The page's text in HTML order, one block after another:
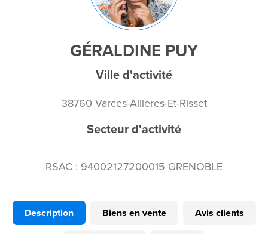
GÉRALDINE PUY
Ville d'activité
38760 Varces-Allieres-Et-Risset
Secteur d'activité
RSAC : 94002127200015 GRENOBLE
Description Biens en vente Avis clients